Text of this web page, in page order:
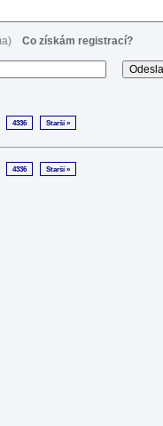
Co získám registrací?
4336 Starší »
4336 Starší »